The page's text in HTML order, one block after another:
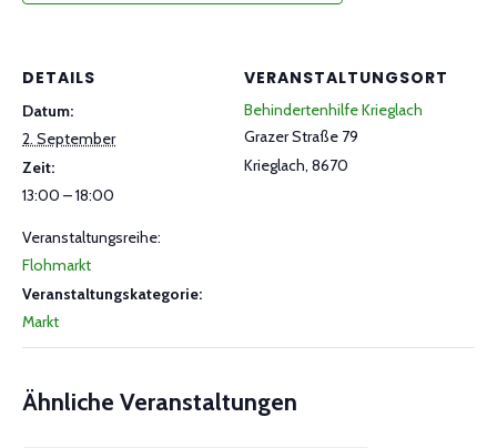
DETAILS
Datum:
2. September
Zeit:
13:00 – 18:00
Veranstaltungsreihe:
Flohmarkt
Veranstaltungskategorie:
Markt
VERANSTALTUNGSORT
Behindertenhilfe Krieglach
Grazer Straße 79
Krieglach, 8670
Ähnliche Veranstaltungen